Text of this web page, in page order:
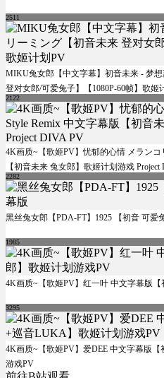
2511
MIKU兔女郎【中文字幕】初音未来 - 梦
登对女郎/可爱兔子】【1080P-60帧】歌姬
2122
4K画质~【歌姬PV】忧郁的心情 メランコ
【初音未来 兔女郎】歌姬计划游戏 Project
2282
黑丝兔女郎【PDA-FT】1925 【初音 可爱
1985
4K画质~【歌姬PV】红一叶 中文字幕版
3295
4K画质~【歌姬PV】爱DEE 中文字幕版
游戏PV